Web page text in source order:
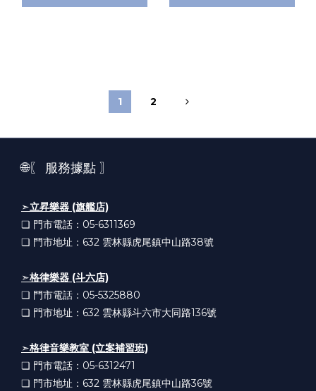
1 2
🌐〖 服務據點 〗
➣立昇樂器 (旗艦店)
❏ 門市電話：05-6311369
❏ 門市地址：632 雲林縣虎尾鎮中山路38號
➣格律樂器 (斗六店)
❏ 門市電話：05-5325880
❏ 門市地址：632 雲林縣斗六市大同路136號
➣格律音樂教室 (立案補習班)
❏ 門市電話：05-6312471
❏ 門市地址：632 雲林縣虎尾鎮中山路36號